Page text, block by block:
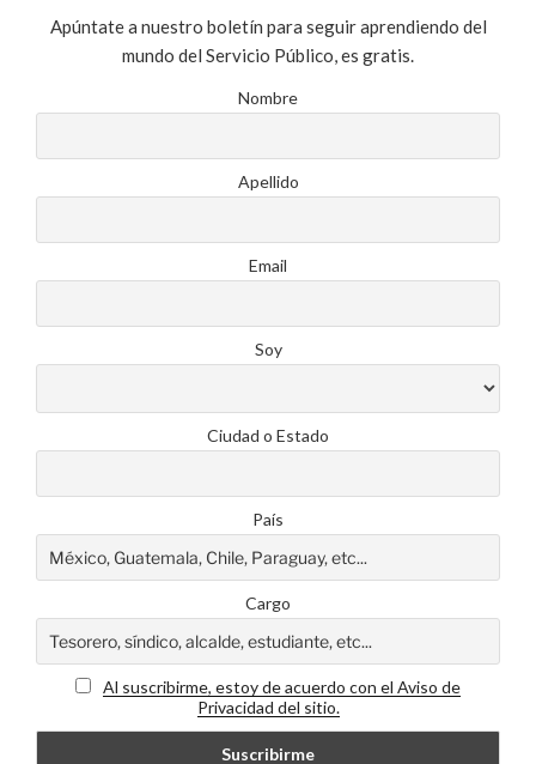
Apúntate a nuestro boletín para seguir aprendiendo del
mundo del Servicio Público, es gratis.
Nombre
Apellido
Email
Soy
Ciudad o Estado
País
Cargo
Al suscribirme, estoy de acuerdo con el Aviso de
Privacidad del sitio.